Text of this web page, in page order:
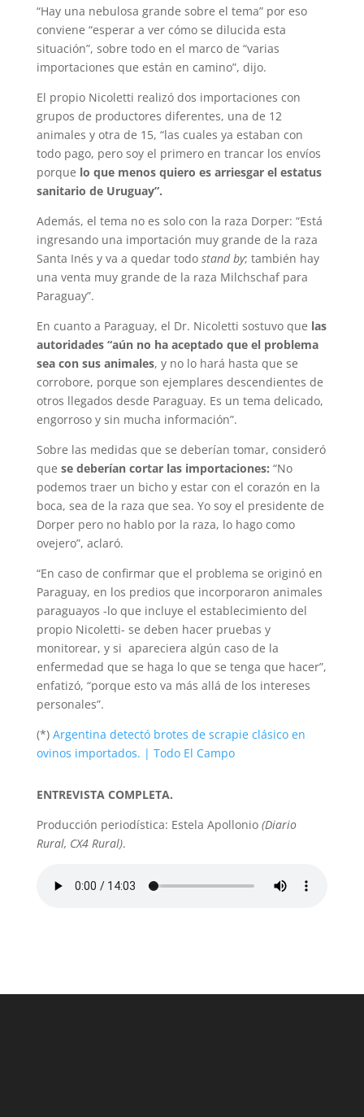
“Hay una nebulosa grande sobre el tema” por eso
conviene “esperar a ver cómo se dilucida esta
situación”, sobre todo en el marco de “varias
importaciones que están en camino”, dijo.
El propio Nicoletti realizó dos importaciones con
grupos de productores diferentes, una de 12
animales y otra de 15, “las cuales ya estaban con
todo pago, pero soy el primero en trancar los envíos
porque lo que menos quiero es arriesgar el estatus
sanitario de Uruguay”.
Además, el tema no es solo con la raza Dorper: “Está
ingresando una importación muy grande de la raza
Santa Inés y va a quedar todo stand by; también hay
una venta muy grande de la raza Milchschaf para
Paraguay”.
En cuanto a Paraguay, el Dr. Nicoletti sostuvo que las
autoridades “aún no ha aceptado que el problema
sea con sus animales, y no lo hará hasta que se
corrobore, porque son ejemplares descendientes de
otros llegados desde Paraguay. Es un tema delicado,
engorroso y sin mucha información”.
Sobre las medidas que se deberían tomar, consideró
que se deberían cortar las importaciones: “No
podemos traer un bicho y estar con el corazón en la
boca, sea de la raza que sea. Yo soy el presidente de
Dorper pero no hablo por la raza, lo hago como
ovejero”, aclaró.
“En caso de confirmar que el problema se originó en
Paraguay, en los predios que incorporaron animales
paraguayos -lo que incluye el establecimiento del
propio Nicoletti- se deben hacer pruebas y
monitorear, y si apareciera algún caso de la
enfermedad que se haga lo que se tenga que hacer”,
enfatizó, “porque esto va más allá de los intereses
personales”.
(*) Argentina detectó brotes de scrapie clásico en
ovinos importados. | Todo El Campo
ENTREVISTA COMPLETA.
Producción periodística: Estela Apollonio (Diario
Rural, CX4 Rural).